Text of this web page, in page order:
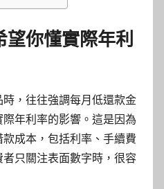
望你懂實際年利
，往往強調每月低還款金
年利率的影響。這是因為
成本，包括利率、手續費
只關注表面數字時，很容